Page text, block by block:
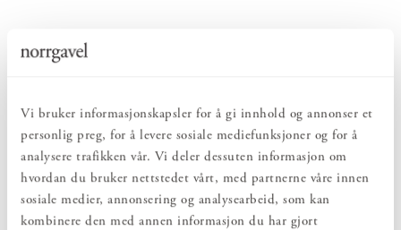
Vi bruker informasjonskapsler for å gi innhold og annonser et
personlig preg, for å levere sosiale mediefunksjoner og for å
analysere trafikken vår. Vi deler dessuten informasjon om
hvordan du bruker nettstedet vårt, med partnerne våre innen
sosiale medier, annonsering og analysearbeid, som kan
kombinere den med annen informasjon du har gjort